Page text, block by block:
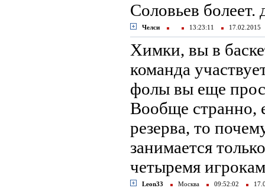
Соловьев болеет.
Челси 13:23:11
Химки, вы в
команда
фолы вы еще
Вообще странно,
резерва, то
занимается
четыремя
Leon33 Москва 09:52:02